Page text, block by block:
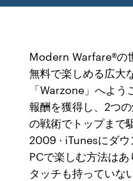
Modern Warfare®の
無料で楽しめる広大
「Warzone」へよう
報酬を獲得し、2つ
の戦術でトップまで
2009 · iTunesにダ
PCで楽しむ方法は
タッチも持っていな